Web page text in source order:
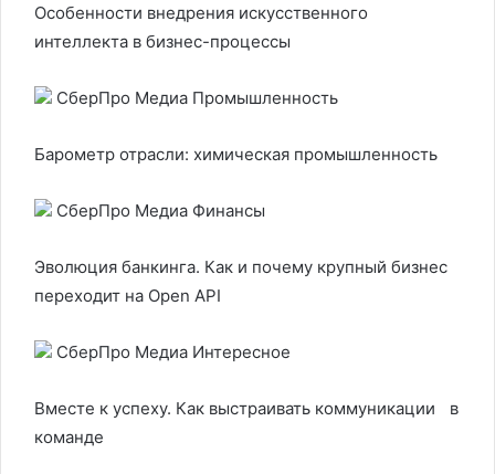
Особенности внедрения искусственного
интеллекта в бизнес-процессы
СберПро Медиа Промышленность
Барометр отрасли: химическая промышленность
СберПро Медиа Финансы
Эволюция банкинга. Как и почему крупный бизнес
переходит на Open API
СберПро Медиа Интересное
Вместе к успеху. Как выстраивать коммуникации в
команде